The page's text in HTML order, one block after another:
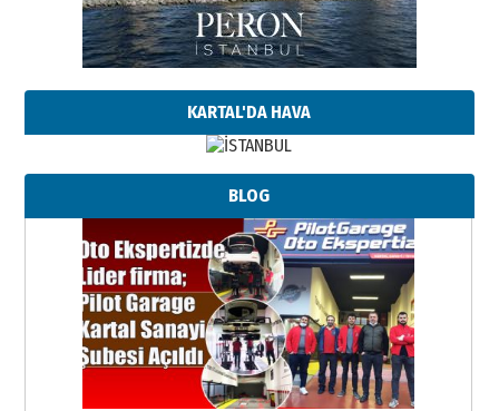
KARTAL'DA HAVA
BLOG